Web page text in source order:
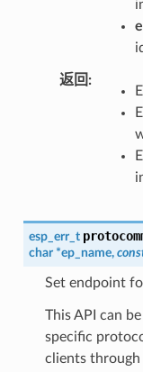
返回
esp_err_t
char *ep_name,
Set endpoint
This API can
specific
clients